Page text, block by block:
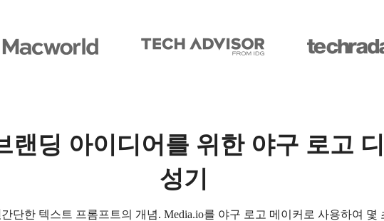
랜딩 아이디어를 위한 야구 로고
성기
간단한 텍스트 프롬프트의 개념. Media.io를 야구 로고 메이커로 사용하여 몇